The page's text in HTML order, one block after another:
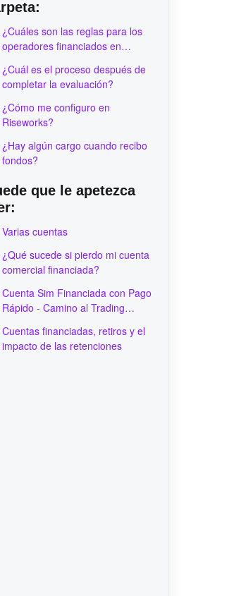
¿Cuáles son las reglas para los
operadores financiados en
Financiada?
¿Cuál es el proceso después de
completar la evaluación?
¿Cómo me configuro en
Riseworks?
¿Hay algún cargo cuando recibo
fondos?
que le apetezca
Varias cuentas
¿Qué sucede si pierdo mi cuenta
comercial financiada?
Cuenta Sim Financiada con Pago
Rápido - Camino al Trading
Cuentas financiadas, retiros y el
impacto de las retenciones